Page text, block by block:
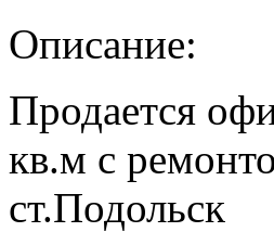
Описание:
Продается
кв.м с
ст.Подольск